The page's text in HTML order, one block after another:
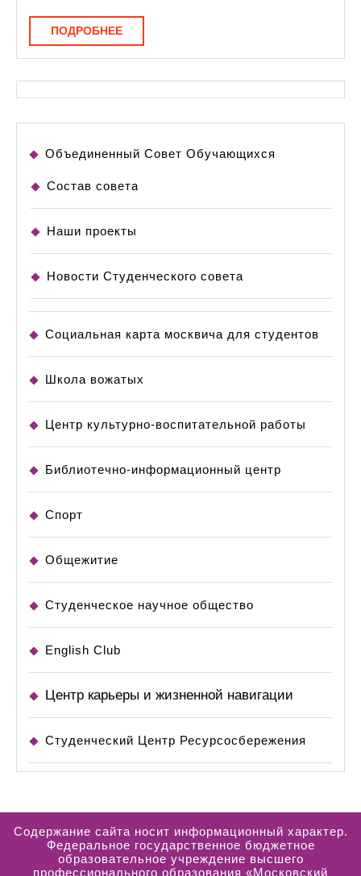
ПОДРОБНЕЕПОДРОБНЕЕ
Объединенный Совет Обучающихся
Состав совета
Наши проекты
Новости Студенческого совета
Социальная карта москвича для студентов
Школа вожатых
Центр культурно-воспитательной работы
Библиотечно-информационный центр
Спорт
Общежитие
Студенческое научное общество
English Club
Центр карьеры и жизненной навигации
Студенческий Центр Ресурсосбережения
Содержание сайта носит информационный характер.
Федеральное государственное бюджетное
образовательное учреждение высшего
профессионального образования «Московский